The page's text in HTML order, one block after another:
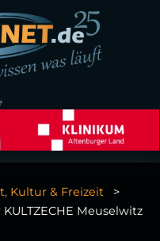
Kultur & Freizeit
Meuselwitz